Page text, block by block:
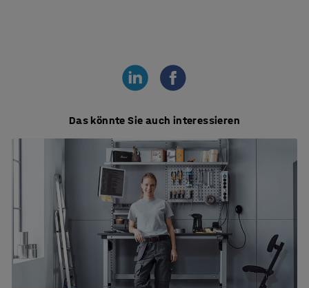
Das könnte Sie auch interessieren